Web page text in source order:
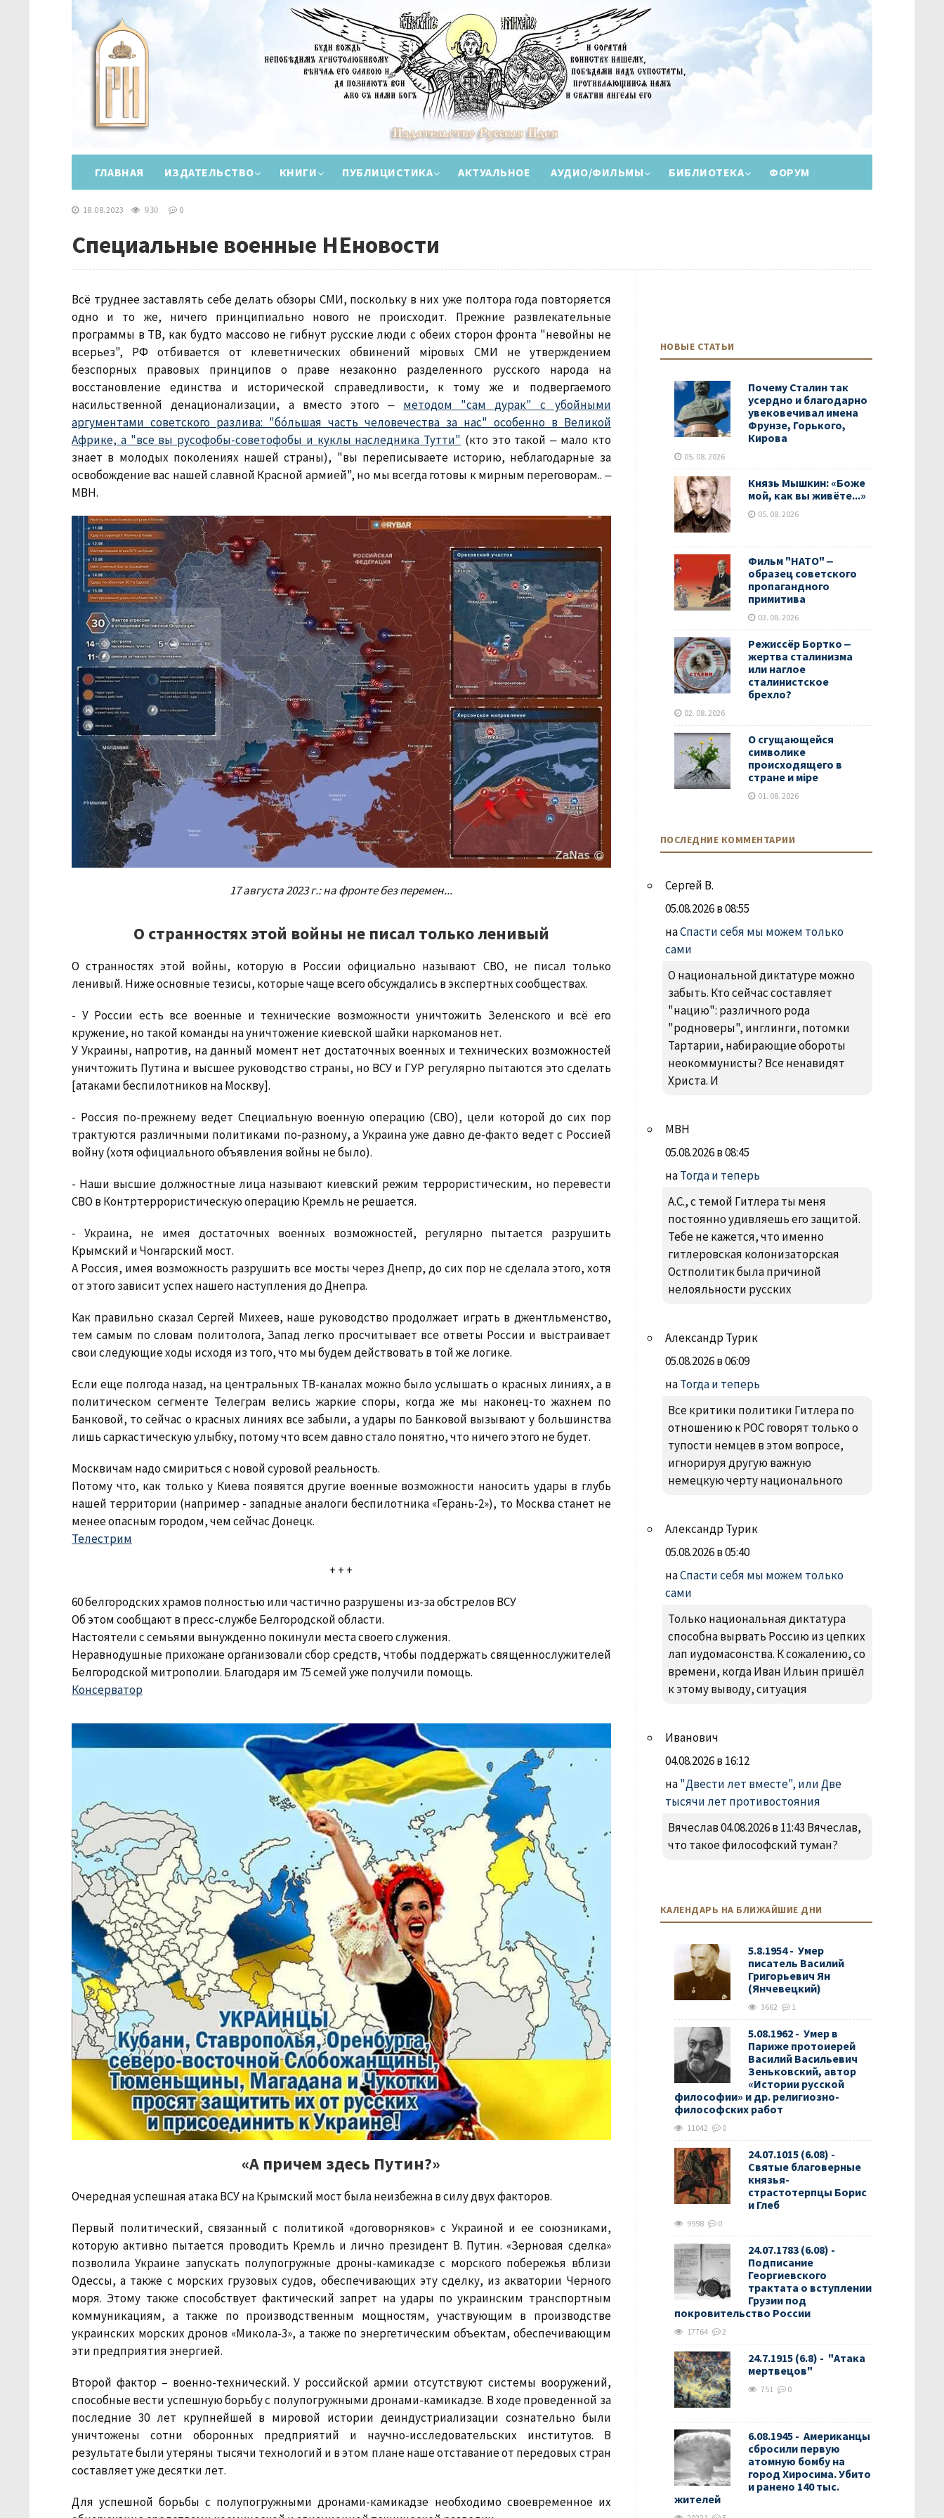
ГЛАВНАЯ ИЗДАТЕЛЬСТВО КНИГИ ПУБЛИЦИСТИКА АКТУАЛЬНОЕ АУДИО/ФИЛЬМЫ БИБЛИОТЕКА ФОРУМ
18.08.2023 930 0
Специальные военные НЕновости
Всё труднее заставлять себе делать обзоры СМИ, поскольку в них уже полтора года повторяется
одно и то же, ничего принципиально нового не происходит. Прежние развлекательные
программы в ТВ, как будто массово не гибнут русские люди с обеих сторон фронта "невойны не
всерьез", РФ отбивается от клеветнических обвинений мiровых СМИ не утверждением
безспорных правовых принципов о праве незаконно разделенного русского народа на
восстановление единства и исторической справедливости, к тому же и подвергаемого
насильственной денационализации, а вместо этого ‒ методом "сам дурак" с убойными
аргументами советского разлива: "бóльшая часть человечества за нас" особенно в Великой
Африке, а "все вы русофобы-советофобы и куклы наследника Тутти" (кто это такой ‒ мало кто
знает в молодых поколениях нашей страны), "вы переписываете историю, неблагодарные за
освобождение вас нашей славной Красной армией", но мы всегда готовы к мирным переговорам.. ‒
МВН.
17 августа 2023 г.: на фронте без перемен...
О странностях этой войны не писал только ленивый
О странностях этой войны, которую в России официально называют СВО, не писал только
ленивый. Ниже основные тезисы, которые чаще всего обсуждались в экспертных сообществах.
- У России есть все военные и технические возможности уничтожить Зеленского и всё его
кружение, но такой команды на уничтожение киевской шайки наркоманов нет.
У Украины, напротив, на данный момент нет достаточных военных и технических возможностей
уничтожить Путина и высшее руководство страны, но ВСУ и ГУР регулярно пытаются это сделать
[атаками беспилотников на Москву].
- Россия по-прежнему ведет Специальную военную операцию (СВО), цели которой до сих пор
трактуются различными политиками по-разному, а Украина уже давно де-факто ведет с Россией
войну (хотя официального объявления войны не было).
- Наши высшие должностные лица называют киевский режим террористическим, но перевести
СВО в Контртеррористическую операцию Кремль не решается.
- Украина, не имея достаточных военных возможностей, регулярно пытается разрушить
Крымский и Чонгарский мост.
А Россия, имея возможность разрушить все мосты через Днепр, до сих пор не сделала этого, хотя
от этого зависит успех нашего наступления до Днепра.
Как правильно сказал Сергей Михеев, наше руководство продолжает играть в джентльменство,
тем самым по словам политолога, Запад легко просчитывает все ответы России и выстраивает
свои следующие ходы исходя из того, что мы будем действовать в той же логике.
Если еще полгода назад, на центральных ТВ-каналах можно было услышать о красных линиях, а в
политическом сегменте Телеграм велись жаркие споры, когда же мы наконец-то жахнем по
Банковой, то сейчас о красных линиях все забыли, а удары по Банковой вызывают у большинства
лишь саркастическую улыбку, потому что всем давно стало понятно, что ничего этого не будет.
Москвичам надо смириться с новой суровой реальность.
Потому что, как только у Киева появятся другие военные возможности наносить удары в глубь
нашей территории (например - западные аналоги беспилотника «Герань-2»), то Москва станет не
менее опасным городом, чем сейчас Донецк.
Телестрим
+ + +
60 белгородских храмов полностью или частично разрушены из-за обстрелов ВСУ
Об этом сообщают в пресс-службе Белгородской области.
Настоятели с семьями вынужденно покинули места своего служения.
Неравнодушные прихожане организовали сбор средств, чтобы поддержать священнослужителей
Белгородской митрополии. Благодаря им 75 семей уже получили помощь.
Консерватор
«А причем здесь Путин?»
Очередная успешная атака ВСУ на Крымский мост была неизбежна в силу двух факторов.
Первый политический, связанный с политикой «договорняков» с Украиной и ее союзниками,
которую активно пытается проводить Кремль и лично президент В. Путин. «Зерновая сделка»
позволила Украине запускать полупогружные дроны-камикадзе с морского побережья вблизи
Одессы, а также с морских грузовых судов, обеспечивающих эту сделку, из акватории Черного
моря. Этому также способствует фактический запрет на удары по украинским транспортным
коммуникациям, а также по производственным мощностям, участвующим в производстве
украинских морских дронов «Микола-3», а также по энергетическим объектам, обеспечивающим
эти предприятия энергией.
Второй фактор – военно-технический. У российской армии отсутствуют системы вооружений,
способные вести успешную борьбу с полупогружными дронами-камикадзе. В ходе проведенной за
последние 30 лет крупнейшей в мировой истории деиндустриализации сознательно были
уничтожены сотни оборонных предприятий и научно-исследовательских институтов. В
результате были утеряны тысячи технологий и в этом плане наше отставание от передовых стран
составляет уже десятки лет.
Для успешной борьбы с полупогружными дронами-камикадзе необходимо своевременное их
НОВЫЕ СТАТЬИ
Почему Сталин так
усердно и благодарно
увековечивал имена
Фрунзе, Горького,
Кирова
05. 08. 2026
Князь Мышкин: «Боже
мой, как вы живёте...»
05. 08. 2026
Фильм "НАТО" ‒
образец советского
пропагандного
примитива
03. 08. 2026
Режиссёр Бортко ‒
жертва сталинизма
или наглое
сталинистское
брехло?
02. 08. 2026
О сгущающейся
символике
происходящего в
стране и мiре
01. 08. 2026
ПОСЛЕДНИЕ КОММЕНТАРИИ
Сергей В.
05.08.2026 в 08:55
наСпасти себя мы можем только
сами
О национальной диктатуре можно
забыть. Кто сейчас составляет
"нацию": различного рода
"родноверы", инглинги, потомки
Тартарии, набирающие обороты
неокоммунисты? Все ненавидят
Христа. И
МВН
05.08.2026 в 08:45
наТогда и теперь
А.С., с темой Гитлера ты меня
постоянно удивляешь его защитой.
Тебе не кажется, что именно
гитлеровская колонизаторская
Остполитик была причиной
нелояльности русских
Александр Турик
05.08.2026 в 06:09
наТогда и теперь
Все критики политики Гитлера по
отношению к РОС говорят только о
тупости немцев в этом вопросе,
игнорируя другую важную
немецкую черту национального
Александр Турик
05.08.2026 в 05:40
наСпасти себя мы можем только
сами
Только национальная диктатура
способна вырвать Россию из цепких
лап иудомасонства. К сожалению, со
времени, когда Иван Ильин пришёл
к этому выводу, ситуация
Иванович
04.08.2026 в 16:12
на"Двести лет вместе", или Две
тысячи лет противостояния
Вячеслав 04.08.2026 в 11:43 Вячеслав,
что такое философский туман?
КАЛЕНДАРЬ НА БЛИЖАЙШИЕ ДНИ
5.8.1954 - Умер
писатель Василий
Григорьевич Ян
(Янчевецкий)
3662 1
5.08.1962 - Умер в
Париже протоиерей
Василий Васильевич
Зеньковский, автор
«Истории русской
философии» и др. религиозно-
философских работ
11042 0
24.07.1015 (6.08) -
Святые благоверные
князья-
страстотерпцы Борис
и Глеб
9998 0
24.07.1783 (6.08) -
Подписание
Георгиевского
трактата о вступлении
Грузии под
покровительство России
17764 2
24.7.1915 (6.8) - "Атака
мертвецов"
751 0
6.08.1945 - Американцы
сбросили первую
атомную бомбу на
город Хиросима. Убито
и ранено 140 тыс.
жителей